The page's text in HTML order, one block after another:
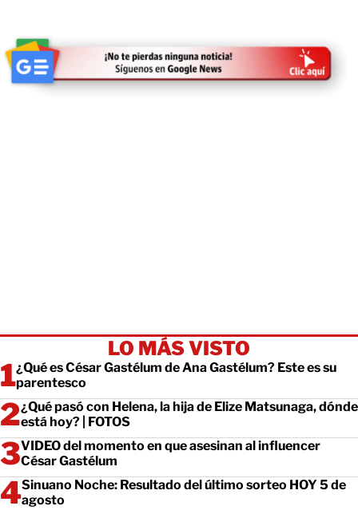
LO MÁS VISTO
¿Qué es César Gastélum de Ana Gastélum? Este es su
parentesco
¿Qué pasó con Helena, la hija de Elize Matsunaga, dónde
está hoy? | FOTOS
VIDEO del momento en que asesinan al influencer
César Gastélum
Sinuano Noche: Resultado del último sorteo HOY 5 de
agosto